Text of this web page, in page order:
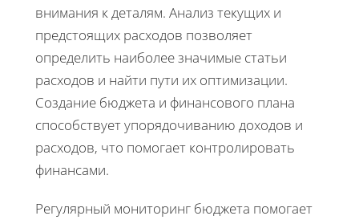
внимания к деталям. Анализ текущих и
предстоящих расходов позволяет
определить наиболее значимые статьи
расходов и найти пути их оптимизации.
Создание бюджета и финансового плана
способствует упорядочиванию доходов и
расходов, что помогает контролировать
финансами.
Регулярный мониторинг бюджета помогает